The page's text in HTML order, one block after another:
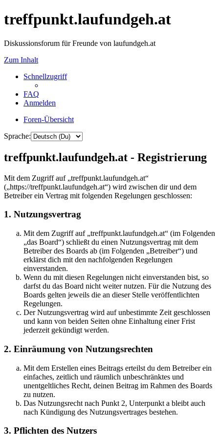
treffpunkt.laufundgeh.at
Diskussionsforum für Freunde von laufundgeh.at
Zum Inhalt
Schnellzugriff
FAQ
Anmelden
Foren-Übersicht
Sprache:
treffpunkt.laufundgeh.at - Registrierung
Mit dem Zugriff auf „treffpunkt.laufundgeh.at“
(„https://treffpunkt.laufundgeh.at“) wird zwischen dir und dem
Betreiber ein Vertrag mit folgenden Regelungen geschlossen:
1. Nutzungsvertrag
Mit dem Zugriff auf „treffpunkt.laufundgeh.at“ (im Folgenden
„das Board“) schließt du einen Nutzungsvertrag mit dem
Betreiber des Boards ab (im Folgenden „Betreiber“) und
erklärst dich mit den nachfolgenden Regelungen
einverstanden.
Wenn du mit diesen Regelungen nicht einverstanden bist, so
darfst du das Board nicht weiter nutzen. Für die Nutzung des
Boards gelten jeweils die an dieser Stelle veröffentlichten
Regelungen.
Der Nutzungsvertrag wird auf unbestimmte Zeit geschlossen
und kann von beiden Seiten ohne Einhaltung einer Frist
jederzeit gekündigt werden.
2. Einräumung von Nutzungsrechten
Mit dem Erstellen eines Beitrags erteilst du dem Betreiber ein
einfaches, zeitlich und räumlich unbeschränktes und
unentgeltliches Recht, deinen Beitrag im Rahmen des Boards
zu nutzen.
Das Nutzungsrecht nach Punkt 2, Unterpunkt a bleibt auch
nach Kündigung des Nutzungsvertrages bestehen.
3. Pflichten des Nutzers